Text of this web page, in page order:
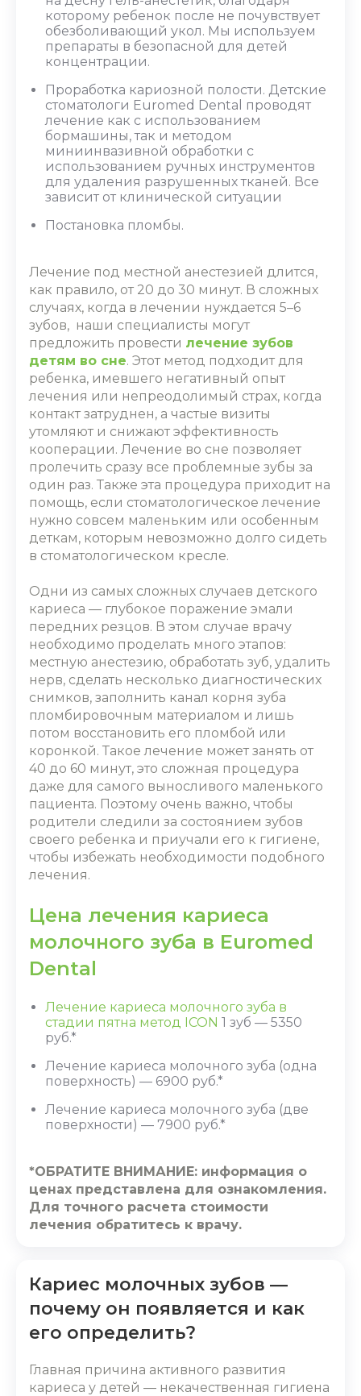
которому ребенок после не почувствует
обезболивающий укол. Мы используем
препараты в безопасной для детей
концентрации.
Проработка кариозной полости. Детские
стоматологи Euromed Dental проводят
лечение как с использованием
бормашины, так и методом
миниинвазивной обработки с
использованием ручных инструментов
для удаления разрушенных тканей. Все
зависит от клинической ситуации
Постановка пломбы.
Лечение под местной анестезией длится,
как правило, от 20 до 30 минут. В сложных
случаях, когда в лечении нуждается 5–6
зубов, наши специалисты могут
предложить провести лечение зубов
детям во сне. Этот метод подходит для
ребенка, имевшего негативный опыт
лечения или непреодолимый страх, когда
контакт затруднен, а частые визиты
утомляют и снижают эффективность
кооперации. Лечение во сне позволяет
пролечить сразу все проблемные зубы за
один раз. Также эта процедура приходит на
помощь, если стоматологическое лечение
нужно совсем маленьким или особенным
деткам, которым невозможно долго сидеть
в стоматологическом кресле.
Одни из самых сложных случаев детского
кариеса ― глубокое поражение эмали
передних резцов. В этом случае врачу
необходимо проделать много этапов:
местную анестезию, обработать зуб, удалить
нерв, сделать несколько диагностических
снимков, заполнить канал корня зуба
пломбировочным материалом и лишь
потом восстановить его пломбой или
коронкой. Такое лечение может занять от
40 до 60 минут, это сложная процедура
даже для самого выносливого маленького
пациента. Поэтому очень важно, чтобы
родители следили за состоянием зубов
своего ребенка и приучали его к гигиене,
чтобы избежать необходимости подобного
лечения.
Цена лечения кариеса
молочного зуба в Euromed
Dental
Лечение кариеса молочного зуба в
стадии пятна метод ICON 1 зуб — 5350
руб.*
Лечение кариеса молочного зуба (одна
поверхность) — 6900 руб.*
Лечение кариеса молочного зуба (две
поверхности) — 7900 руб.*
*ОБРАТИТЕ ВНИМАНИЕ: информация о
ценах представлена для ознакомления.
Для точного расчета стоимости
лечения обратитесь к врачу.
Кариес молочных зубов ―
почему он появляется и как
его определить?
Главная причина активного развития
кариеса у детей ― некачественная гигиена